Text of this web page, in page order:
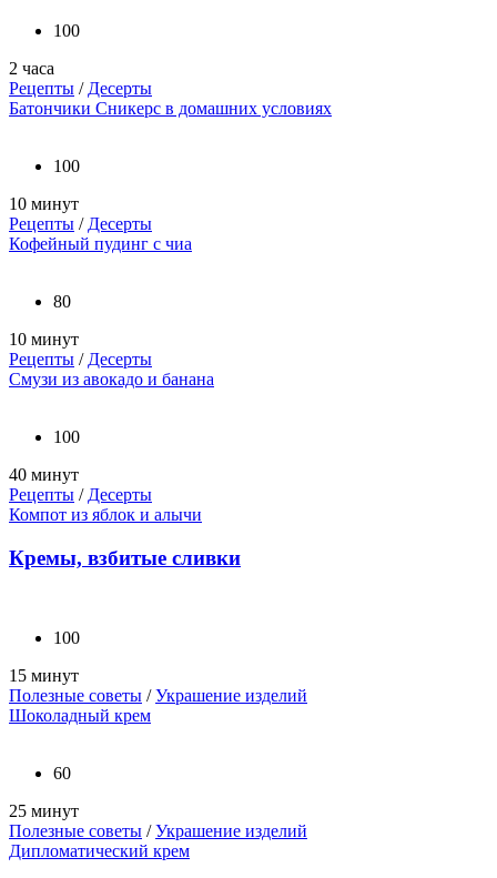
100
2 часа
Рецепты / Десерты
Батончики Сникерс в домашних условиях
100
10 минут
Рецепты / Десерты
Кофейный пудинг с чиа
80
10 минут
Рецепты / Десерты
Смузи из авокадо и банана
100
40 минут
Рецепты / Десерты
Компот из яблок и алычи
Кремы, взбитые сливки
100
15 минут
Полезные советы /Украшение изделий
Шоколадный крем
60
25 минут
Полезные советы /Украшение изделий
Дипломатический крем